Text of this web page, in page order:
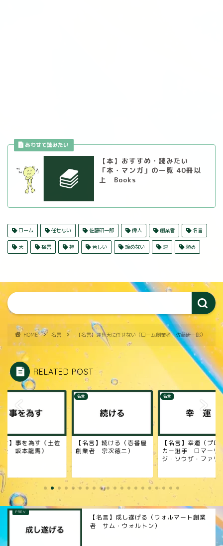
【本】おすすめ・読みたい
「本・マンガ」の一覧 40冊以
上 Books
ローム 任せない 佐藤研一郎 偉人 創業者 名言
天 格言 神 苦しい 諦めない 運 頼み
HOME 名言 【名言】運を天に任せない（ローム創業者 佐藤研一郎）
RELATED POST
言】続ける（壱番屋
者 宗次徳二）
名言
【名言】幸運（プロサッ
カー選手 ロマーリオ・
名言
【名言】考える（プ
ルファー ゲーリー
レーヤー）
【名言】成し遂げる（ウォルマート創業
者 サム・ウォルトン）